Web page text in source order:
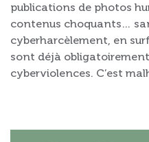
publications de photos
contenus choquants…
cyberharcèlement, en
sont déjà
cyberviolences. C’est